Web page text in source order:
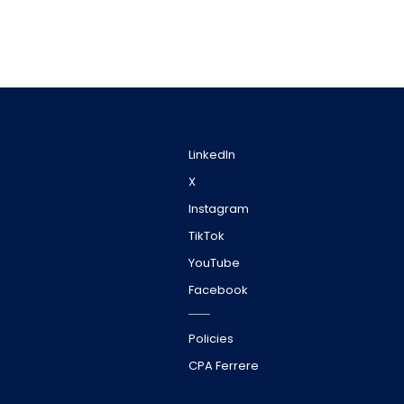
LinkedIn
X
Instagram
TikTok
YouTube
Facebook
Policies
CPA Ferrere